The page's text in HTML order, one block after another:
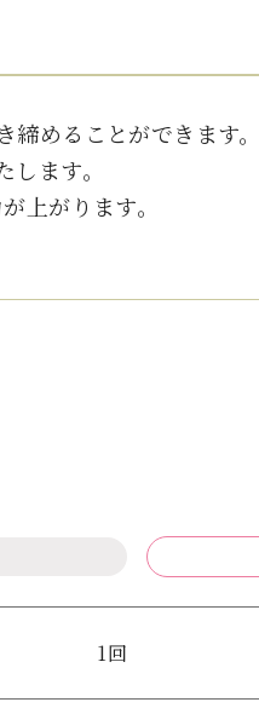
めることができます。
ます。
上がります。
1回